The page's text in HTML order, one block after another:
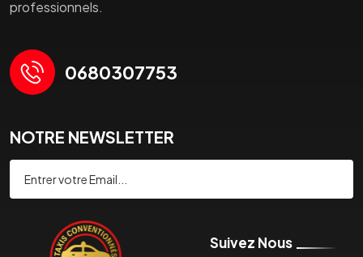
professionnels.
0680307753
NOTRE NEWSLETTER
Suivez Nous